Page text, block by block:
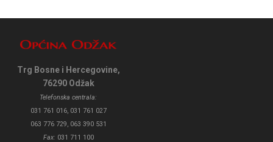
Trg Bosne i Hercegovine,
76290 Odžak
Telefonska centrala:
031 761 016, 031 761 027
063 776 729, 063 390 531
Fax: 031 711 100